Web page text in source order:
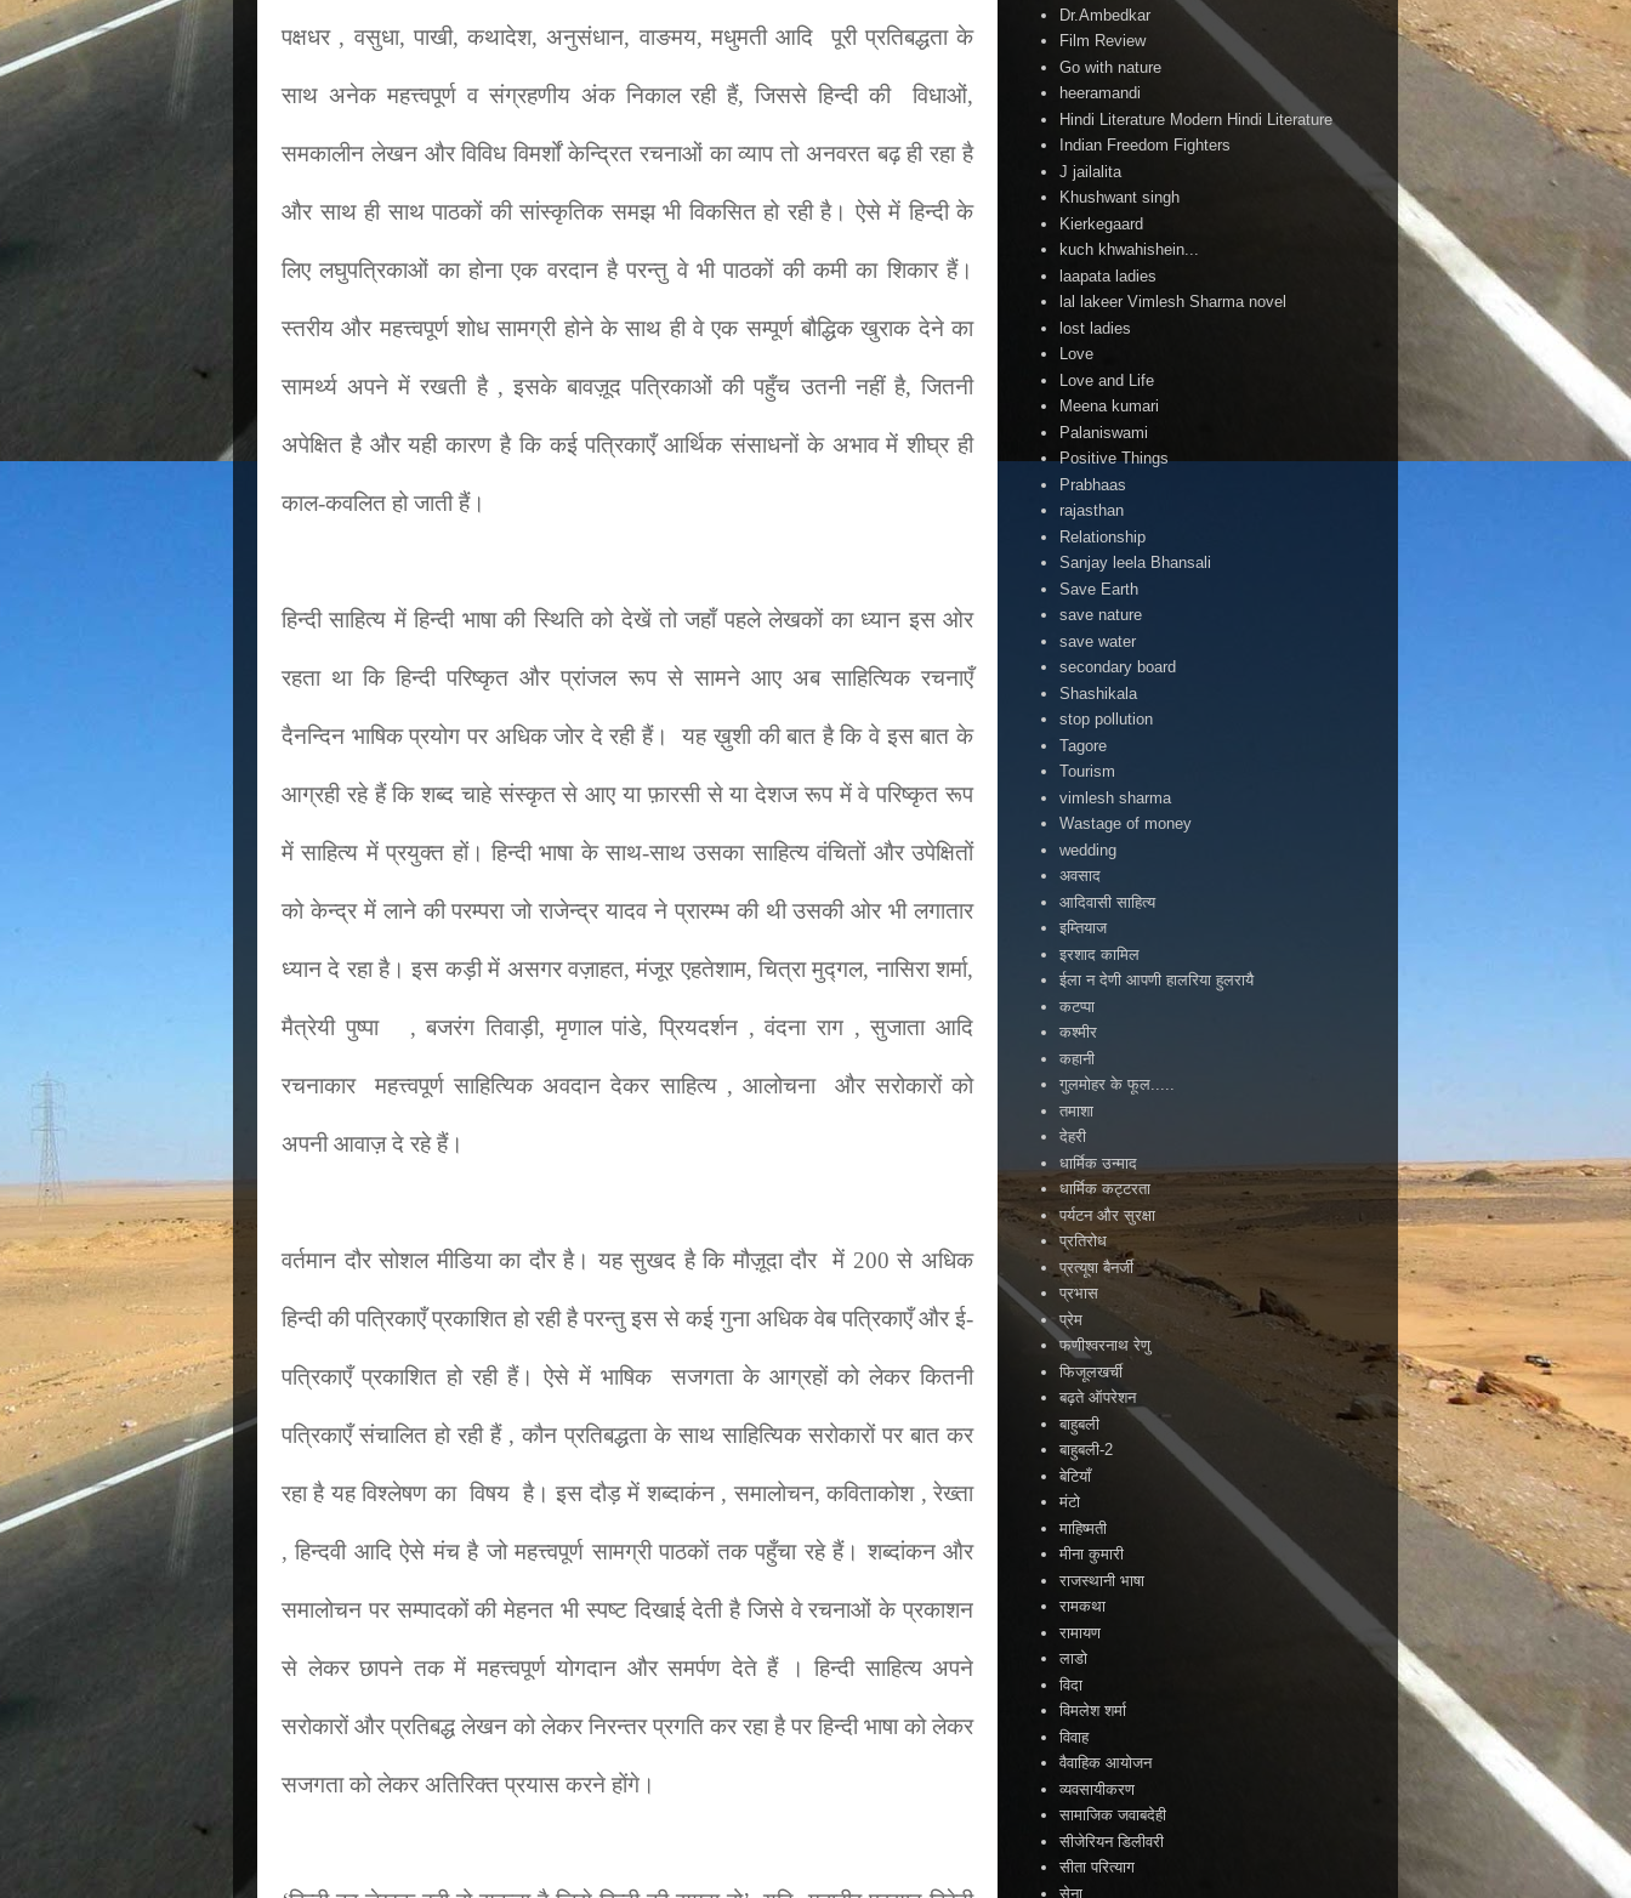
पक्षधर , वसुधा, पाखी, कथादेश, अनुसंधान, वाङमय, मधुमती आदि पूरी प्रतिबद्धता के
साथ अनेक महत्त्वपूर्ण व संग्रहणीय अंक निकाल रही हैं, जिससे हिन्दी की विधाओं,
समकालीन लेखन और विविध विमर्शों केन्द्रित रचनाओं का व्याप तो अनवरत बढ़ ही रहा है
और साथ ही साथ पाठकों की सांस्कृतिक समझ भी विकसित हो रही है। ऐसे में हिन्दी के
लिए लघुपत्रिकाओं का होना एक वरदान है परन्तु वे भी पाठकों की कमी का शिकार हैं।
स्तरीय और महत्त्वपूर्ण शोध सामग्री होने के साथ ही वे एक सम्पूर्ण बौद्धिक खुराक देने का
सामर्थ्य अपने में रखती है , इसके बावज़ूद पत्रिकाओं की पहुँच उतनी नहीं है, जितनी
अपेक्षित है और यही कारण है कि कई पत्रिकाएँ आर्थिक संसाधनों के अभाव में शीघ्र ही
काल-कवलित हो जाती हैं।
हिन्दी साहित्य में हिन्दी भाषा की स्थिति को देखें तो जहाँ पहले लेखकों का ध्यान इस ओर
रहता था कि हिन्दी परिष्कृत और प्रांजल रूप से सामने आए अब साहित्यिक रचनाएँ
दैनन्दिन भाषिक प्रयोग पर अधिक जोर दे रही हैं। यह ख़ुशी की बात है कि वे इस बात के
आग्रही रहे हैं कि शब्द चाहे संस्कृत से आए या फ़ारसी से या देशज रूप में वे परिष्कृत रूप
में साहित्य में प्रयुक्त हों। हिन्दी भाषा के साथ-साथ उसका साहित्य वंचितों और उपेक्षितों
को केन्द्र में लाने की परम्परा जो राजेन्द्र यादव ने प्रारम्भ की थी उसकी ओर भी लगातार
ध्यान दे रहा है। इस कड़ी में असगर वज़ाहत, मंजूर एहतेशाम, चित्रा मुद्गल, नासिरा शर्मा,
मैत्रेयी पुष्पा , बजरंग तिवाड़ी, मृणाल पांडे, प्रियदर्शन , वंदना राग , सुजाता आदि
रचनाकार महत्त्वपूर्ण साहित्यिक अवदान देकर साहित्य , आलोचना और सरोकारों को
अपनी आवाज़ दे रहे हैं।
वर्तमान दौर सोशल मीडिया का दौर है। यह सुखद है कि मौज़ूदा दौर में 200सेअधिक
हिन्दी की पत्रिकाएँ प्रकाशित हो रही है परन्तु इस से कई गुना अधिक वेब पत्रिकाएँ और ई-
पत्रिकाएँ प्रकाशित हो रही हैं। ऐसे में भाषिक सजगता के आग्रहों को लेकर कितनी
पत्रिकाएँ संचालित हो रही हैं , कौन प्रतिबद्धता के साथ साहित्यिक सरोकारों पर बात कर
रहा है यह विश्लेषण का विषय है। इस दौड़ में शब्दाकंन , समालोचन, कविताकोश , रेख्ता
, हिन्दवी आदि ऐसे मंच है जो महत्त्वपूर्ण सामग्री पाठकों तक पहुँचा रहे हैं। शब्दांकन और
समालोचन पर सम्पादकों की मेहनत भी स्पष्ट दिखाई देती है जिसे वे रचनाओं के प्रकाशन
से लेकर छापने तक में महत्त्वपूर्ण योगदान और समर्पण देते हैं । हिन्दी साहित्य अपने
सरोकारों और प्रतिबद्ध लेखन को लेकर निरन्तर प्रगति कर रहा है पर हिन्दी भाषा को लेकर
सजगता को लेकर अतिरिक्त प्रयास करने होंगे।
Dr.Ambedkar
Film Review
Go with nature
heeramandi
Hindi Literature Modern Hindi Literature
Indian Freedom Fighters
J jailalita
Khushwant singh
Kierkegaard
kuch khwahishein...
laapata ladies
lal lakeer Vimlesh Sharma novel
lost ladies
Love
Love and Life
Meena kumari
Palaniswami
Positive Things
Prabhaas
rajasthan
Relationship
Sanjay leela Bhansali
Save Earth
save nature
save water
secondary board
Shashikala
stop pollution
Tagore
Tourism
vimlesh sharma
Wastage of money
wedding
अवसाद
आदिवासी साहित्य
इम्तियाज
इरशाद कामिल
ईला न देणी आपणी हालरिया हुलरायै
कटप्पा
कश्मीर
कहानी
गुलमोहर के फूल.....
तमाशा
देहरी
धार्मिक उन्माद
धार्मिक कट्टरता
पर्यटन और सुरक्षा
प्रतिरोध
प्रत्यूषा बैनर्जी
प्रभास
प्रेम
फणीश्वरनाथ रेणु
फिजूलखर्ची
बढ़ते ऑपरेशन
बाहुबली
बाहुबली-2
बेटियाँ
मंटो
माहिष्मती
मीना कुमारी
राजस्थानी भाषा
रामकथा
रामायण
लाडो
विदा
विमलेश शर्मा
विवाह
वैवाहिक आयोजन
व्यवसायीकरण
सामाजिक जवाबदेही
सीजेरियन डिलीवरी
सीता परित्याग
सेना